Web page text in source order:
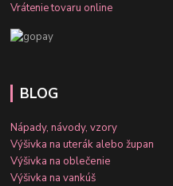
Vrátenie tovaru online
BLOG
Nápady, návody, vzory
Výšivka na uterák alebo župan
Výšivka na oblečenie
Výšivka na vankúš